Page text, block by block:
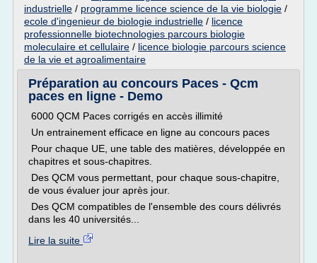
industrielle / programme licence science de la vie biologie /
ecole d'ingenieur de biologie industrielle / licence
professionnelle biotechnologies parcours biologie
moleculaire et cellulaire / licence biologie parcours science
de la vie et agroalimentaire
Préparation au concours Paces - Qcm
paces en ligne - Demo
6000 QCM Paces corrigés en accès illimité
Un entrainement efficace en ligne au concours paces
Pour chaque UE, une table des matières, développée en
chapitres et sous-chapitres.
Des QCM vous permettant, pour chaque sous-chapitre,
de vous évaluer jour après jour.
Des QCM compatibles de l'ensemble des cours délivrés
dans les 40 universités...
Lire la suite